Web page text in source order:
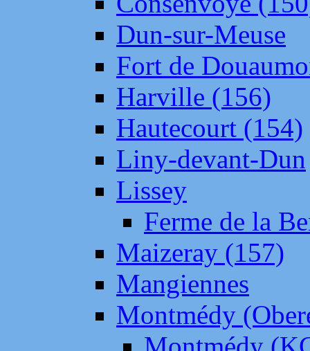
Dun-sur-Meuse
Fort de
Harville (156)
Hautecourt (154)
Liny-devant-Dun
Lissey
Ferme de la
Maizeray (157)
Mangiennes
Montmédy